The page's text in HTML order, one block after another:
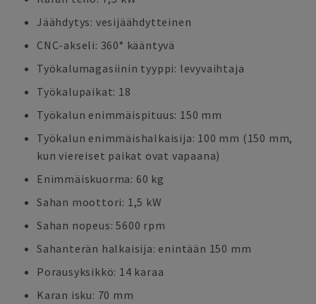
Jäähdytys: vesijäähdytteinen
CNC-akseli: 360° kääntyvä
Työkalumagasiinin tyyppi: levyvaihtaja
Työkalupaikat: 18
Työkalun enimmäispituus: 150 mm
Työkalun enimmäishalkaisija: 100 mm (150 mm,
kun viereiset paikat ovat vapaana)
Enimmäiskuorma: 60 kg
Sahan moottori: 1,5 kW
Sahan nopeus: 5600 rpm
Sahanterän halkaisija: enintään 150 mm
Porausyksikkö: 14 karaa
Karan isku: 70 mm